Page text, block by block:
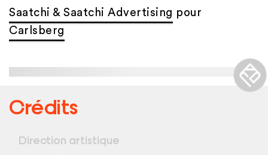
Saatchi & Saatchi Advertising pour
Carlsberg
Crédits
Direction artistique